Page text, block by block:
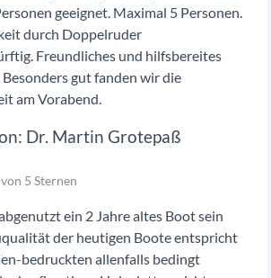
geeignet. Maximal 5 Personen.
durch Doppelruder
Freundliches und hilfsbereites
gut fanden wir die
am Vorabend.
Dr. Martin Grotepaß
5 Sternen
ein 2 Jahre altes Boot sein
der heutigen Boote entspricht
bedruckten allenfalls bedingt